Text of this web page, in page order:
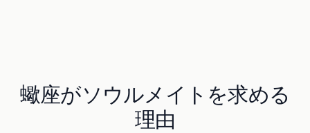
蠍座がソウルメイトを求める
理由